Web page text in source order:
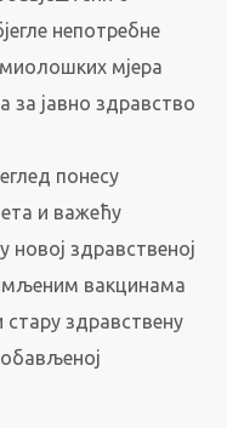
непотребне
мјера
за јавно здравство
понесу
и важећу
здравственој
вакцинама
стару здравствену